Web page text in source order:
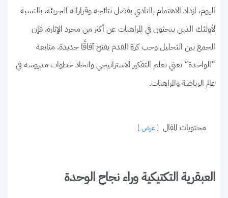
اليوم، ازداد الاهتمام بالنادي بفضل نتائجه وقراراته الجريئة. بالنسبة
لأولئك الذين يبحثون في المراهنات عن أكثر من مجرد الإثارة، فإن
الجمع بين التحليل وحب كرة القدم يفتح آفاقًا جديدة. متابعة
”الواخدة“ تعني تعلم التفكير الاستراتيجي واتخاذ خطوات مدروسة في
عالم الرياضة والمراهنات.
محتويات المقال عرض
العبقرية التكتيكية وراء نجاح الوحدة